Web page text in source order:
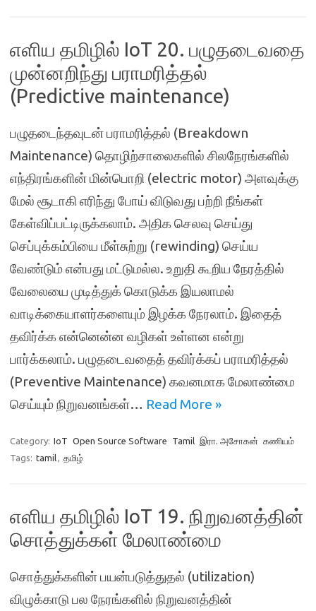
எளிய தமிழில் IoT 20. பழுதடைவதை
முன்னறிந்து பராமரித்தல்
(Predictive maintenance)
பழுதடைந்தவுடன் பராமரித்தல் (Breakdown
Maintenance) தொழிற்சாலைகளில் சிலநேரங்களில்
எந்திரங்களின் மின்பொறி (electric motor) அளவுக்கு
மேல் சூடாகி எரிந்து போய் விடுவது பற்றி நீங்கள்
கேள்விப்பட்டிருக்கலாம். அதிக செலவு செய்து
செப்புக்கம்பியை மீள்சுற்று (rewinding) செய்ய
வேண்டும் என்பது மட்டுமல்ல. உறுதி கூறிய நேரத்தில்
வேலையை முடித்துக் கொடுக்க இயலாமல்
வாடிக்கையாளர்களையும் இழக்க நேரலாம். இதைத்
தவிர்க்க என்னென்ன வழிகள் உள்ளன என்று
பார்க்கலாம். பழுதடைவதைத் தவிர்க்கப் பராமரித்தல்
(Preventive Maintenance) கவனமாக மேலாண்மை
செய்யும் நிறுவனங்கள்… Read More »
Category: IoT Open Source Software Tamil இரா. அசோகன் கணியம்
Tags: tamil, தமிழ்
எளிய தமிழில் IoT 19. நிறுவனத்தின்
சொத்துக்கள் மேலாண்மை
சொத்துக்களின் பயன்படுத்துதல் (utilization)
விழுக்காடு பல நேரங்களில் நிறுவனத்தின்